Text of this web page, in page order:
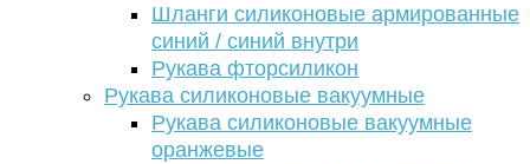
Шланги силиконовые армированные
синий / синий внутри
Рукава фторсиликон
Рукава силиконовые вакуумные
Рукава силиконовые вакуумные
оранжевые